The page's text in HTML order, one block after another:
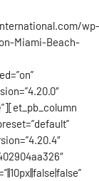
wp-
Miami-Beach-